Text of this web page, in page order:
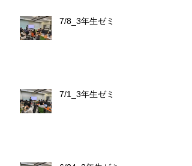
7/8_3年生ゼミ
7/1_3年生ゼミ